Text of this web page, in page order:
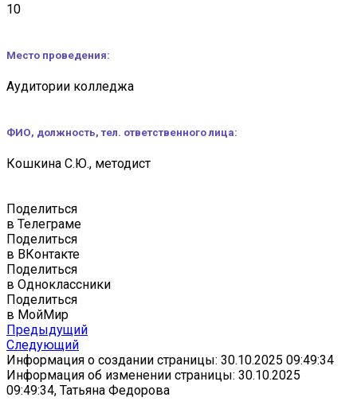
10
Место проведения:
Аудитории колледжа
ФИО, должность, тел. ответственного лица:
Кошкина С.Ю., методист
Поделиться
в Телеграме
Поделиться
в ВКонтакте
Поделиться
в Одноклассники
Поделиться
в МойМир
Предыдущий
Следующий
Информация о создании страницы: 30.10.2025 09:49:34
Информация об изменении страницы: 30.10.2025
09:49:34, Татьяна Федорова